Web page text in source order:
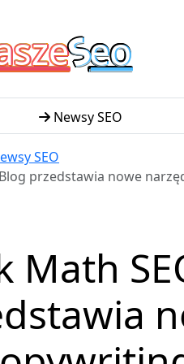
Seo
Newsy SEO
SEO
przedstawia nowe
Math